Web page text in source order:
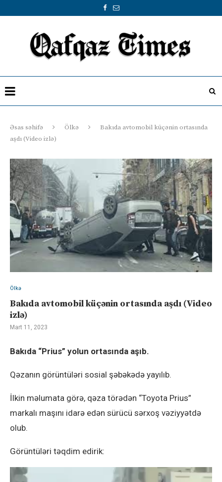
Əsas səhifə Ölkə
Bakıda avtomobil küçənin ortasında
aşdı (Video izlə)
Ölkə
Bakıda avtomobil küçənin ortasında aşdı (Video
izlə)
Mart 11, 2023
Bakıda “Prius” yolun ortasında aşıb.
Qəzanın görüntüləri sosial şəbəkədə yayılıb.
İlkin məlumata görə, qəza törədən “Toyota Prius”
markalı maşını idarə edən sürücü sərxoş vəziyyətdə
olub.
Görüntüləri təqdim edirik: